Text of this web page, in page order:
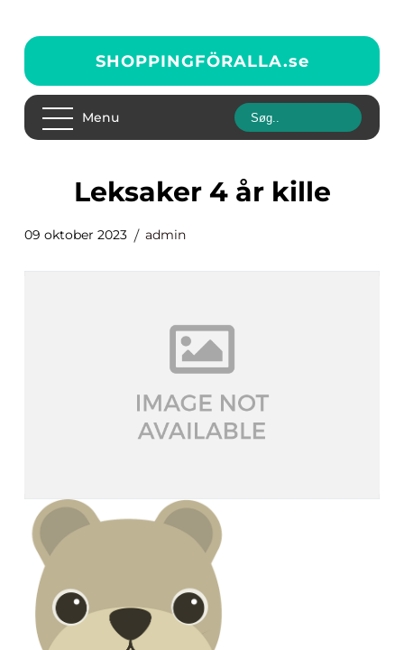
SHOPPINGFÖRALLA.se
Menu
leksaker 4 år kille
09 oktober 2023 admin